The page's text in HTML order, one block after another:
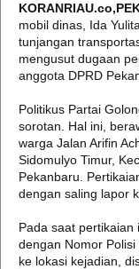
mobil dinas, Ida
tunjangan
mengusut dugaan
anggota DPRD
Politikus Partai
sorotan. Hal ini,
warga Jalan Arifin
Sidomulyo Timur,
Pekanbaru.
dengan saling lapor
Pada saat pertikaian
dengan Nomor
ke lokasi kejadian,